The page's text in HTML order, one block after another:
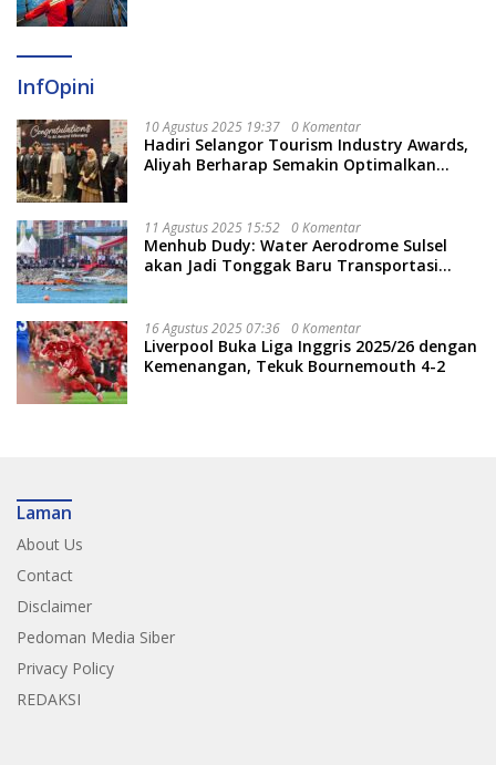
InfOpini
10 Agustus 2025 19:37 0 Komentar
Hadiri Selangor Tourism Industry Awards,
Aliyah Berharap Semakin Optimalkan
11 Agustus 2025 15:52 0 Komentar
Menhub Dudy: Water Aerodrome Sulsel
akan Jadi Tonggak Baru Transportasi
16 Agustus 2025 07:36 0 Komentar
Liverpool Buka Liga Inggris 2025/26 dengan
Kemenangan, Tekuk Bournemouth 4-2
Laman
About Us
Contact
Disclaimer
Pedoman Media Siber
Privacy Policy
REDAKSI